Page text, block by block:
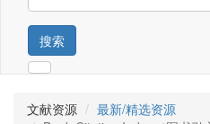
搜索
文献资源
最新/精选资源